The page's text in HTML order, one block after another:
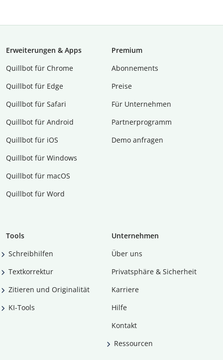
Erweiterungen & Apps
Quillbot für Chrome
Quillbot für Edge
Quillbot für Safari
Quillbot für Android
Quillbot für iOS
Quillbot für Windows
Quillbot für macOS
Quillbot für Word
Premium
Abon­ne­ments
Preise
Für Unternehmen
Partnerprogramm
Demo anfragen
Tools
Schreibhilfen
Textkorrektur
Zitieren und Originalität
KI-Tools
Unternehmen
Über uns
Privatsphäre & Sicherheit
Karriere
Hilfe
Kontakt
Ressourcen